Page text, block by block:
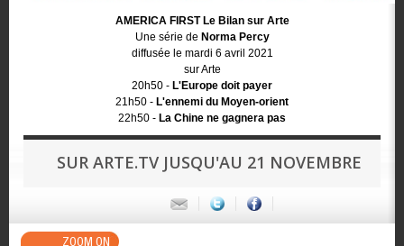
AMERICA FIRST Le Bilan sur Arte
Une série de Norma Percy
diffusée le mardi 6 avril 2021
sur Arte
20h50 - L'Europe doit payer
21h50 - L'ennemi du Moyen-orient
22h50 - La Chine ne gagnera pas
SUR ARTE.TV JUSQU'AU 21 NOVEMBRE
ZOOM ON